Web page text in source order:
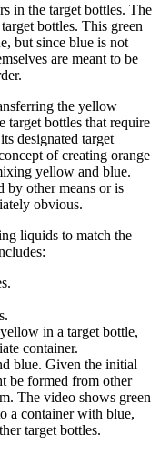
in the target bottles. The
bottles. This green
but since blue is not
are meant to be
the yellow
bottles that require
designated target
of creating orange
yellow and blue.
by other means or is
obvious.
liquids to match the
in a target bottle,
container.
blue. Given the initial
be formed from other
The video shows green
a container with blue,
target bottles.